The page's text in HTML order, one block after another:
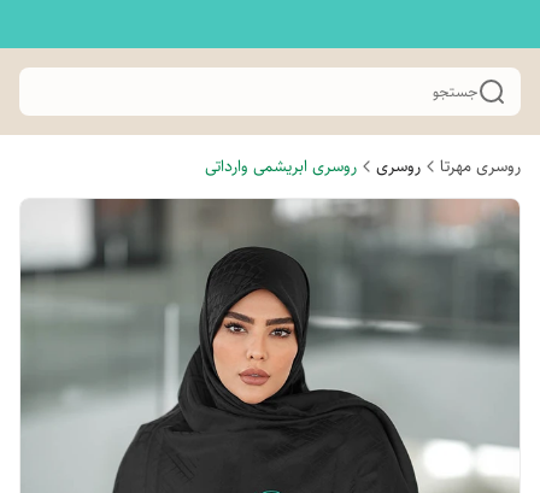
جستجو
روسری مهرتا روسری روسری ابریشمی وارداتی